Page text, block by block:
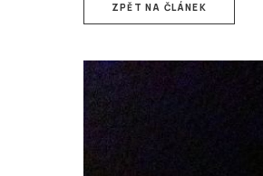
ZPĚT NA ČLÁNEK